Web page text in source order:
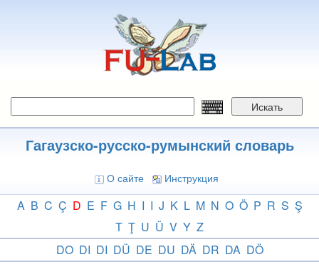
Искать
Гагаузско-русско-румынский словарь
О сайте Инструкция
A B C Ç D E F G H I I J K L M N O Ö P R S Ş
T Ţ U Ü V Y Z
DO DI DI DÜ DE DU DÄ DR DA DÖ